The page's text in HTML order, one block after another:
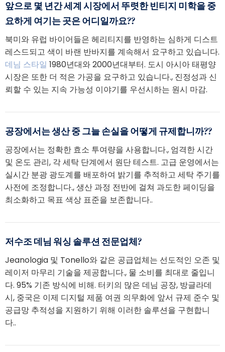
앞으로 몇 년간 세계 시장에서 뚜렷한 빈티지 미학을 중
요하게 여기는 곳은 어디일까요??
북미와 유럽 바이어들은 헤리티지를 반영하는 심하게 디스트
레스드되고 색이 바랜 반바지를 계속해서 요구하고 있습니다.
데님 스타일 1980년대와 2000년대부터. 도시 아시아 태평양
시장은 또한 더 적은 가공을 요구하고 있습니다., 진정성과 신
뢰할 수 있는 지속 가능성 이야기를 우선시하는 원시 마감.
공장에서는 생산 중 그늘 손실을 어떻게 규제합니까??
공장에서는 정확한 효소 투여량을 사용합니다., 엄격한 시간
및 온도 관리, 각 세탁 단계에서 원단 테스트. 고급 운영에서는
실시간 분광 광도계를 배포하여 밝기를 추적하고 세탁 주기를
사전에 조정합니다., 생산 과정 전반에 걸쳐 과도한 페이딩을
최소화하고 목표 색상 표준을 보존합니다..
저수조 데님 워싱 솔루션 전문업체?
Jeanologia 및 Tonello와 같은 공급업체는 선도적인 오존 및
레이저 마무리 기술을 제공합니다., 물 소비를 최대로 줄입니
다. 95% 기존 방식에 비해. 터키의 많은 데님 공장, 방글라데
시, 중국은 이제 디지털 제품 여권 의무화에 앞서 규제 준수 및
공급망 추적성을 지원하기 위해 이러한 솔루션을 구현합니
다..